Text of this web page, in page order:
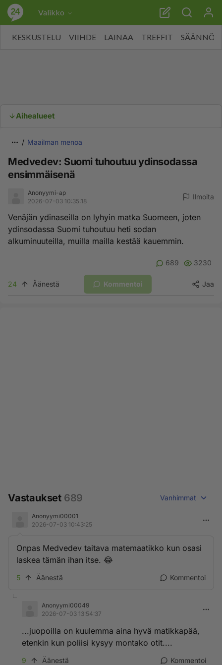
Valikko
KESKUSTELU VIIHDE LAINAA TREFFIT SÄÄNNÖT
Aihealueet
Maailman menoa
Medvedev: Suomi tuhoutuu ydinsodassa
ensimmäisenä
Anonyymi-ap
2026-07-03 10:35:18
Ilmoita
Venäjän ydinaseilla on lyhyin matka Suomeen, joten
ydinsodassa Suomi tuhoutuu heti sodan
alkuminuuteilla, muilla mailla kestää kauemmin.
689 3230
24 Äänestä Kommentoi Jaa
Vastaukset 689 Vanhimmat
Anonyymi00001
2026-07-03 10:43:25
Onpas Medvedev taitava matemaatikko kun osasi
laskea tämän ihan itse. 😂
5 Äänestä Kommentoi
Anonyymi00049
2026-07-03 13:54:37
...juopoilla on kuulemma aina hyvä matikkapää,
etenkin kun poliisi kysyy montako otit....
9 Äänestä Kommentoi